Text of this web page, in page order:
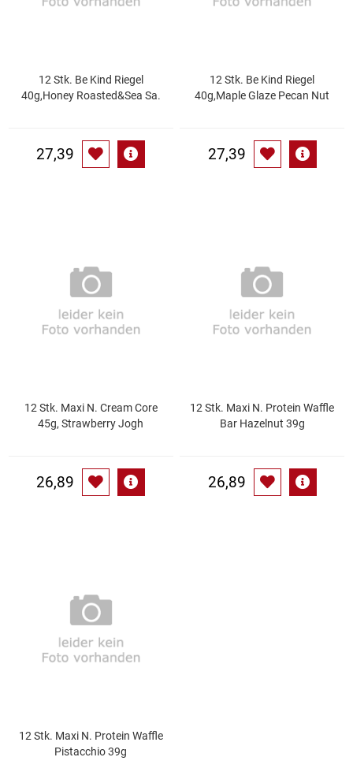
Trocken-/Backfrüchte
Waffeln / Kekse
Zucker / Süßstoffe
12 Stk. Be Kind Riegel
40g,Honey Roasted&Sea Sa.
27,39
12 Stk. Be Kind Riegel
40g,Maple Glaze Pecan Nut
27,39
12 Stk. Maxi N. Cream Core
45g, Strawberry Jogh
26,89
12 Stk. Maxi N. Protein Waffle
Bar Hazelnut 39g
26,89
12 Stk. Maxi N. Protein Waffle
Pistacchio 39g